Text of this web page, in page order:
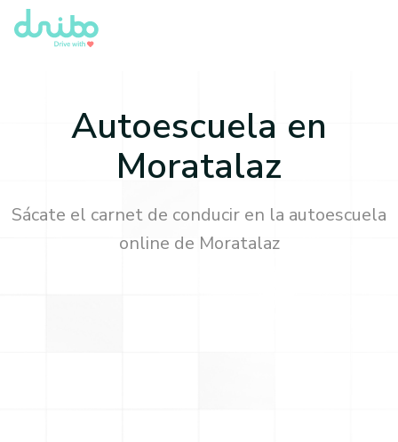
Autoescuela en
Moratalaz
Sácate el carnet de conducir en la autoescuela
online de Moratalaz